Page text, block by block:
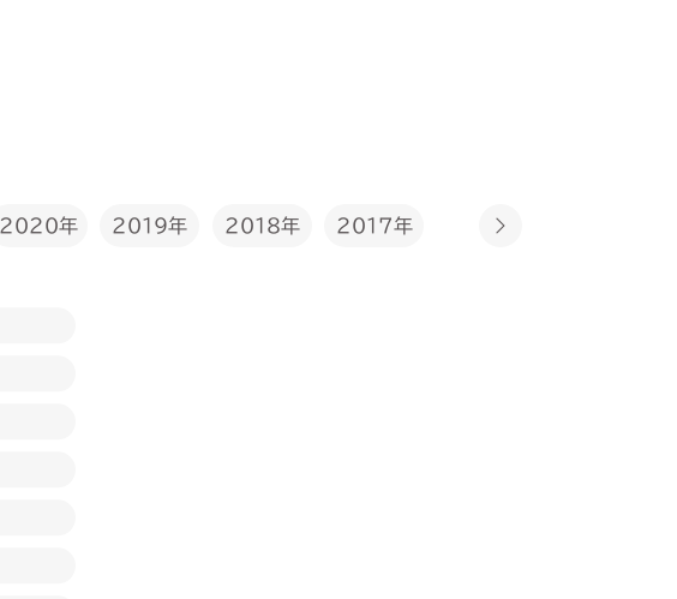
2020年 2019年 2018年 2017年 2016年